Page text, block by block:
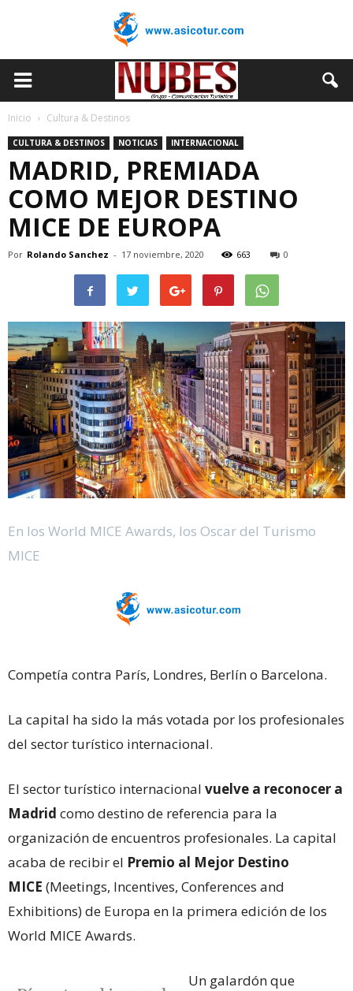
Inicio Cultura & Destinos
CULTURA & DESTINOS NOTICIAS INTERNACIONAL
MADRID, PREMIADA
COMO MEJOR DESTINO
MICE DE EUROPA
Por Rolando Sanchez - 17 noviembre, 2020 663 0
En los World MICE Awards, los Oscar del Turismo
MICE
Competía contra París, Londres, Berlín o Barcelona.
La capital ha sido la más votada por los profesionales
del sector turístico internacional.
El sector turístico internacional vuelve a reconocer a
Madrid como destino de referencia para la
organización de encuentros profesionales. La capital
acaba de recibir el Premio al Mejor Destino
MICE (Meetings, Incentives, Conferences and
Exhibitions) de Europa en la primera edición de los
World MICE Awards.
Un galardón que